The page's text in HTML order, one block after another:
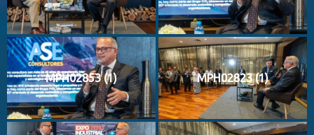
MPH02853 (1) MPH02823 (1)